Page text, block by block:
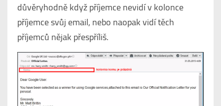
důvěryhodně když příjemce nevidí v kolonce
příjemce svůj email, nebo naopak vidí těch
příjemců nějak přespříliš.